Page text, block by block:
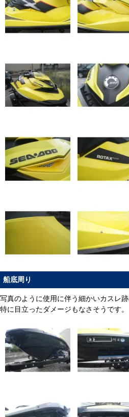
船底周り
写真のように使用に伴う細かいカスレ跡
特に目立ったダメージもなさそうです。